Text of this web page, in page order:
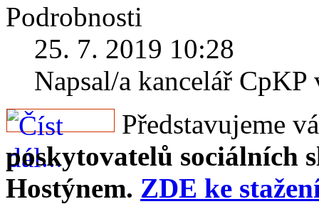
Podrobnosti
25. 7. 2019 10:28
Napsal/a kancelář
Představujeme
poskytovatelů sociálních
Hostýnem. ZDE ke